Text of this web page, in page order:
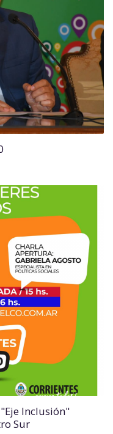
Inclusión"
Sur